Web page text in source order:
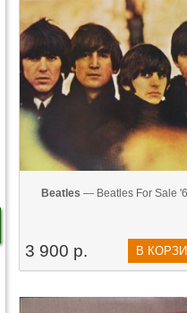
Beatles — Beatles For Sale
3 900 р. В